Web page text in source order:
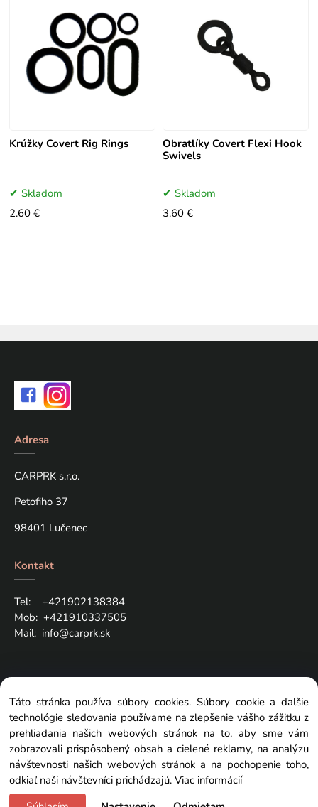
Krúžky Covert Rig Rings
Skladom
2.60 €
Obratlíky Covert Flexi Hook
Swivels
Skladom
3.60 €
Adresa
CARPRK s.r.o.
Petofiho 37
98401 Lučenec
Kontakt
Tel: +421902138384
Mob: +421910337505
Mail: info@carprk.sk
Zmeniť nastavenia cookies
Táto stránka používa súbory cookies. Súbory cookie a ďalšie
technológie sledovania používame na zlepšenie vášho zážitku z
prehliadania našich webových stránok na to, aby sme vám
zobrazovali prispôsobený obsah a cielené reklamy, na analýzu
návštevnosti našich webových stránok a na pochopenie toho,
odkiaľ naši návštevníci prichádzajú. Viac informácií